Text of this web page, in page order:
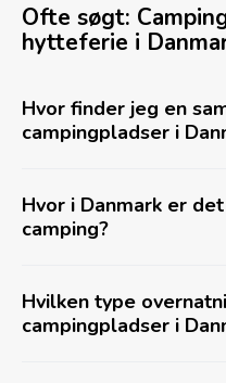
Ofte søgt:
hytteferie i
Hvor finder jeg en
campingpladser i
Hvor i Danmark er
camping?
Hvilken type
campingpladser i